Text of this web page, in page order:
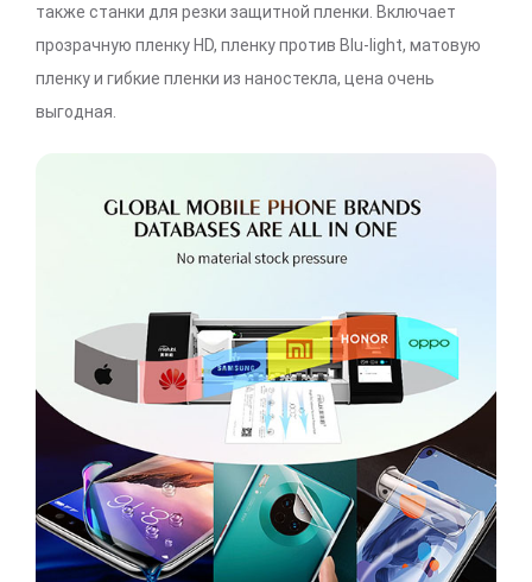
также станки для резки защитной пленки. Включает
прозрачную пленку HD, пленку против Blu-light, матовую
пленку и гибкие пленки из наностекла, цена очень
выгодная.